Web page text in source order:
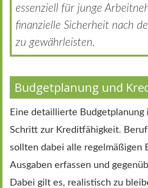
essenziell für junge
finanzielle Sicherheit nach
zu gewährleisten.
Budgetplanung und
Eine detaillierte Budgetplanung
Schritt zur Kreditfähigkeit.
sollten dabei alle regelmäßigen
Ausgaben erfassen und
Dabei gilt es, realistisch zu